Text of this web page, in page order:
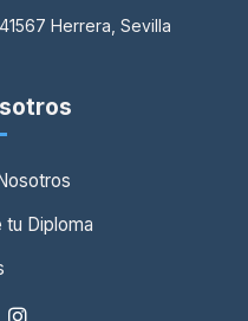
Herrera, Sevilla
Diploma